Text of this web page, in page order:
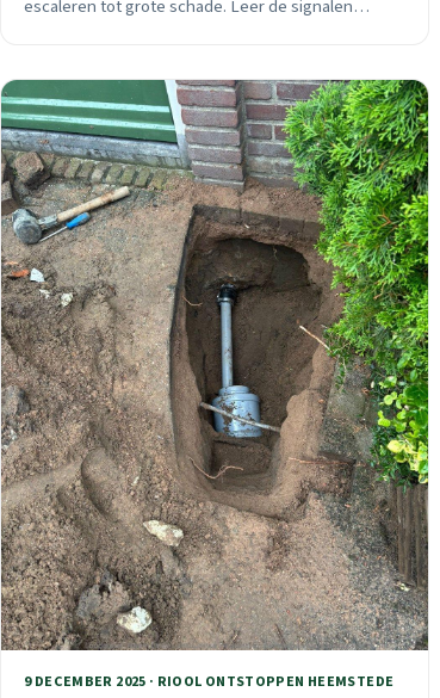
escaleren tot grote schade. Leer de signalen
9 DECEMBER 2025 · RIOOL ONTSTOPPEN HEEMSTEDE